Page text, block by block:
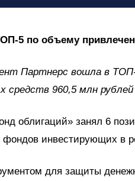
5 по объему
Партнерс вошла в
960,5 млн рублей
облигаций» занял 6
инвестирующих в
для защиты